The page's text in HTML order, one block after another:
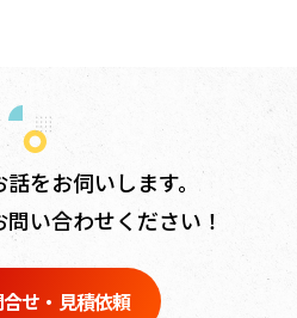
をお伺いします。
い合わせください！
せ・見積依頼